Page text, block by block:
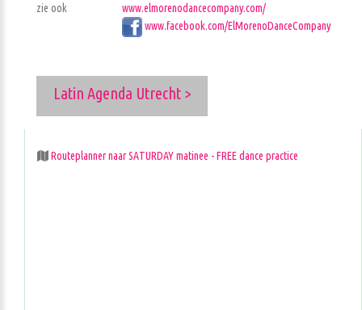
zie ook
www.elmorenodancecompany.com/
www.facebook.com/ElMorenoDanceCompany
Latin Agenda Utrecht >
Routeplanner naar SATURDAY matinee - FREE dance practice